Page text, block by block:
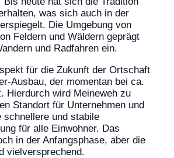
was sich auch in der
Die Umgebung von
Feldern und Wäldern geprägt
und Radfahren ein.
für die Zukunft der Ortschaft
Ausbau, der momentan bei ca.
Hierdurch wird Meineweh zu
Standort für Unternehmen und
schnellere und stabile
für alle Einwohner. Das
in der Anfangsphase, aber die
vielversprechend.